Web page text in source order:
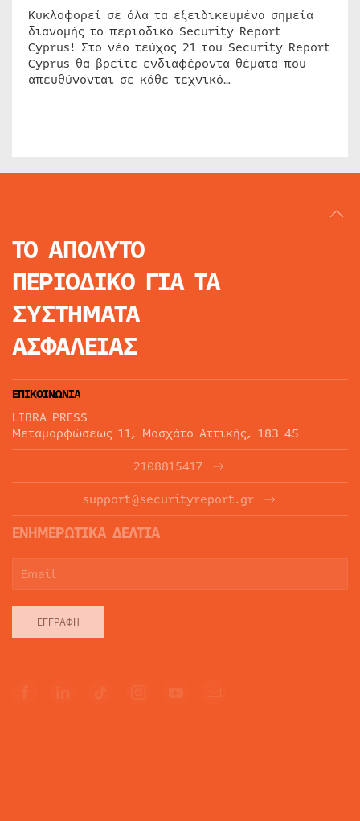
Κυκλοφορεί σε όλα τα εξειδικευμένα σημεία
διανομής το περιοδικό Security Report
Cyprus! Στο νέο τεύχος 21 του Security Report
Cyprus θα βρείτε ενδιαφέροντα θέματα που
απευθύνονται σε κάθε τεχνικό…
ΤΟ ΑΠΟΛΥΤΟ
ΠΕΡΙΟΔΙΚΟ ΓΙΑ ΤΑ
ΣΥΣΤΗΜΑΤΑ
ΑΣΦΑΛΕΙΑΣ
ΕΠΙΚΟΙΝΩΝΙΑ
LIBRA PRESS
Μεταμορφώσεως 11, Μοσχάτο Αττικής, 183 45
2108815417
support@securityreport.gr
ΕΝΗΜΕΡΩΤΙΚΑ ΔΕΛΤΙΑ
ΕΓΓΡΑΦΉ